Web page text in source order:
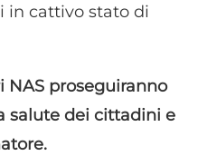
in cattivo stato di
NAS proseguiranno
salute dei cittadini e